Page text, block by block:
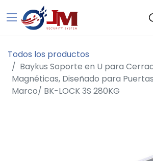
Todos los productos
Baykus Soporte en U para
Magnéticas, Diseñado para
Marco/ BK-LOCK 3S 280KG